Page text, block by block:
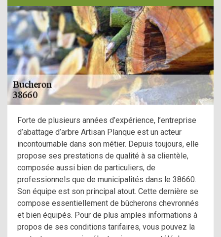
Forte de plusieurs années d’expérience, l’entreprise
d’abattage d’arbre Artisan Planque est un acteur
incontournable dans son métier. Depuis toujours, elle
propose ses prestations de qualité à sa clientèle,
composée aussi bien de particuliers, de
professionnels que de municipalités dans le 38660.
Son équipe est son principal atout. Cette dernière se
compose essentiellement de bûcherons chevronnés
et bien équipés. Pour de plus amples informations à
propos de ses conditions tarifaires, vous pouvez la